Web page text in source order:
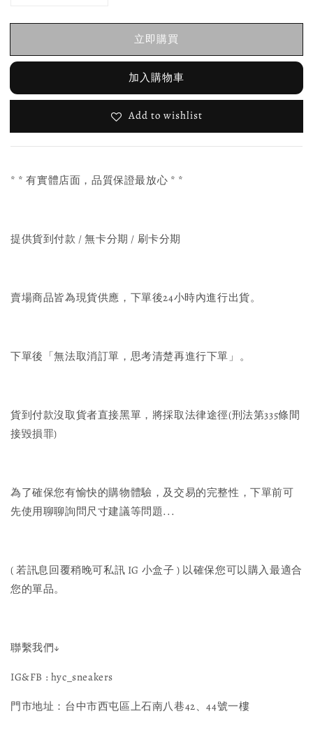
立即購買
加入購物車
Add to wishlist
* * 有實體店面，品質保證最放心 * *
提供貨到付款 / 無卡分期 / 刷卡分期
賣場商品皆為現貨供應，下單後24小時內進行出貨。
下單後「無法取消訂單，思考清楚再進行下單」。
貨到付款沒取貨者直接黑單，將採取法律途徑(刑法第335條間
接毀損罪)
為了確保您有愉快的購物體驗，及交易的完整性，下單前可
先使用聊聊詢問尺寸建議等問題...
( 若訊息回覆稍晚可私訊 IG 小盒子 ) 以確保您可以購入最適合
您的單品。
聯繫我們↓
IG&FB : hyc_sneakers
門市地址：台中市西屯區上石南八巷42、44號一樓